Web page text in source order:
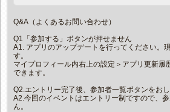
Q&A（よくあるお問い合わせ）
Q1「参加する」ボタンが押せません
A1. アプリのアップデートを行ってください。
す。
マイプロフィール内右上の設定＞アプリ更新履
できます。
Q2.エントリー完了後、参加者一覧ボタンをお
A2.今回のイベントはエントリー制ですので、
ん。